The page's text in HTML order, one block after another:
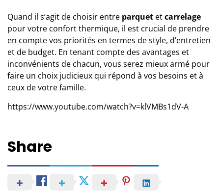
Quand il s’agit de choisir entre parquet etcarrelage
pour votre confort thermique, il est crucial de prendre
en compte vos priorités en termes de style, d’entretien
et de budget. En tenant compte des avantages et
inconvénients de chacun, vous serez mieux armé pour
faire un choix judicieux qui répond à vos besoins et à
ceux de votre famille.
https://www.youtube.com/watch?v=klVMBs1dV-A
Share